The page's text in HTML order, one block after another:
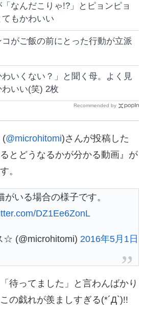
なんだこりゃ!?」とピョンピョ
もかわいい
がご飯の前にとった行動が立派
いくない？」と聞く母。よく見
いい(笑) 2枚
Recommended by
(@microhitomi)さんが投稿した
るとどうなるかが分かる動画』が
。
がいる場合の様子です。
DZ1Ee6ZonL
(@microhitomi) 2016年5月1日
待ってました」と言わんばかり
の戯れが羨ましすぎる(*´Д`)!!